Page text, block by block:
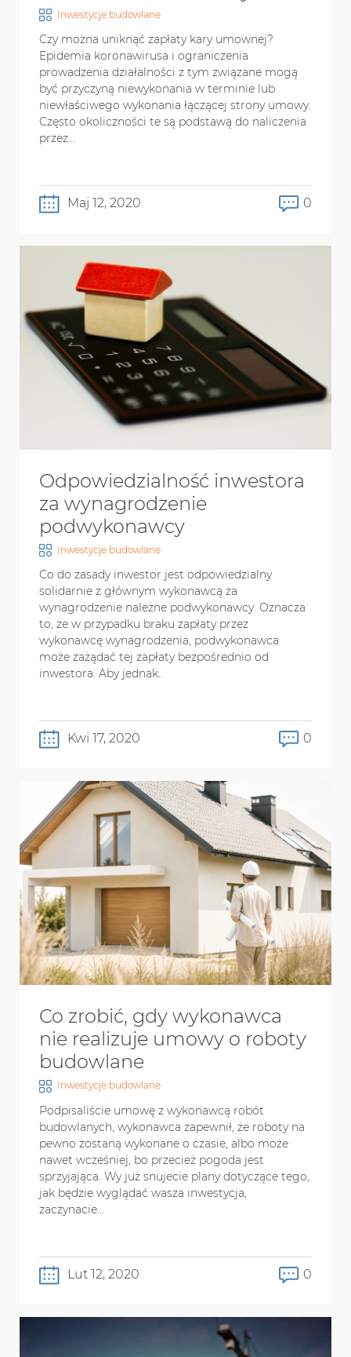
Inwestycje budowlane
Czy można uniknąć zapłaty kary umownej?
Epidemia koronawirusa i ograniczenia
prowadzenia działalności z tym związane mogą
być przyczyną niewykonania w terminie lub
niewłaściwego wykonania łączącej strony umowy.
Często okoliczności te są podstawą do naliczenia
przez...
Maj 12, 2020 0
Odpowiedzialność inwestora
za wynagrodzenie
podwykonawcy
Inwestycje budowlane
Co do zasady inwestor jest odpowiedzialny
solidarnie z głównym wykonawcą za
wynagrodzenie należne podwykonawcy. Oznacza
to, że w przypadku braku zapłaty przez
wykonawcę wynagrodzenia, podwykonawca
może zażądać tej zapłaty bezpośrednio od
inwestora. Aby jednak..
Kwi 17, 2020 0
Co zrobić, gdy wykonawca
nie realizuje umowy o roboty
budowlane
Inwestycje budowlane
Podpisaliście umowę z wykonawcą robót
budowlanych, wykonawca zapewnił, że roboty na
pewno zostaną wykonane o czasie, albo może
nawet wcześniej, bo przecież pogoda jest
sprzyjająca. Wy już snujecie plany dotyczące tego,
jak będzie wyglądać wasza inwestycja,
zaczynacie...
Lut 12, 2020 0